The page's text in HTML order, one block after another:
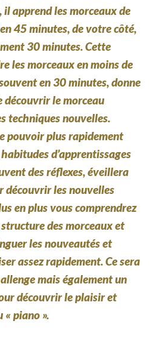
il apprend les morceaux de
45 minutes, de votre côté,
30 minutes. Cette
les morceaux en moins de
en 30 minutes, donne
découvrir le morceau
techniques nouvelles.
pouvoir plus rapidement
d’apprentissages
des réflexes, éveillera
découvrir les nouvelles
en plus vous comprendrez
des morceaux et
les nouveautés et
assez rapidement. Ce sera
mais également un
découvrir le plaisir et
« piano ».